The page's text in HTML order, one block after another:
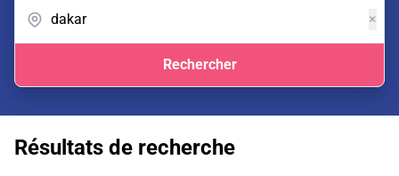
×
Rechercher
Résultats de recherche